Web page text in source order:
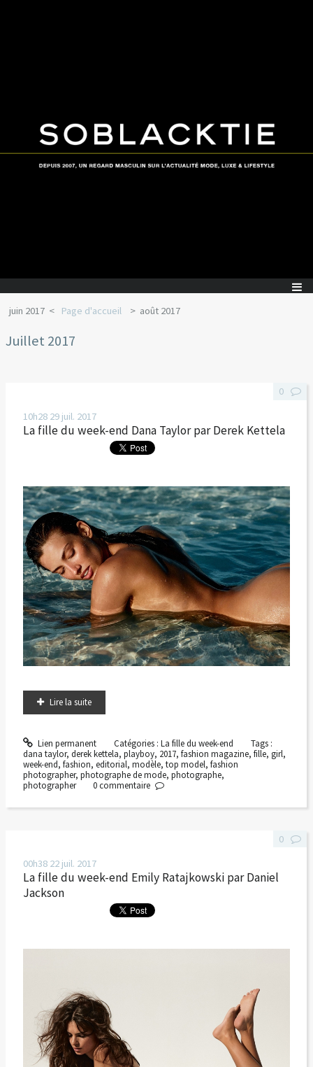
juin 2017 Page d'accueil août 2017
Juillet 2017
10h28 29 juil. 2017
La fille du week-end Dana Taylor par Derek Kettela
Lire la suite
Lien permanent Catégories : La fille du week-end
Tags :
dana taylor, derek kettela, playboy, 2017, fashion magazine, fille, girl,
week-end, fashion, editorial, modèle, top model, fashion
photographer, photographe de mode, photographe,
photographer
0
0commentaire
00h38 22 juil. 2017
La fille du week-end Emily Ratajkowski par Daniel
Jackson
0